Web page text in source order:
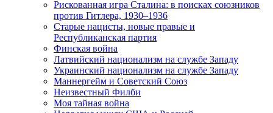
Рискованная игра Сталина: в поисках союзников
против Гитлера, 1930–1936
Старые нацисты, новые правые и
Республиканская партия
Финская война
Латвийский национализм на службе Западу
Украинский национализм на службе Западу
Маннергейм и Советский Союз
Неизвестный Филби
Моя тайная война